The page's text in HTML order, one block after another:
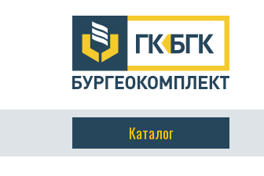
Каталог